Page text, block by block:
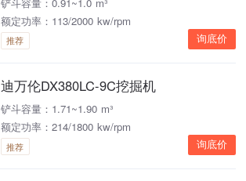
额定功率：113/2000 kw/rpm
推荐 询底价
迪万伦DX380LC-9C挖掘机
铲斗容量：1.71~1.90 m³
额定功率：214/1800 kw/rpm
推荐 询底价